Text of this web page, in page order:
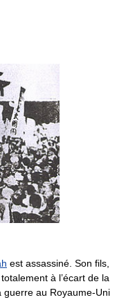
est assassiné. Son fils,
à l’écart de la
guerre au Royaume-Uni